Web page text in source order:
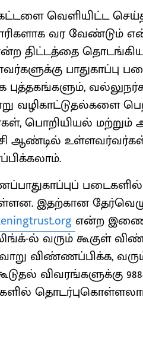
வெளியிட்ட
வர வேண்டும்
திட்டத்தை
பாதுகாப்பு
புத்தகங்களும்,
வழிகாட்டுதல்களை
பொறியியல்
ஆண்டில்
படைகளில்
இதற்கான
என்ற
ல் வரும் கூகுள்
விண்ணப்பிக்க,
விவரங்களுக்கு
எண்களில்